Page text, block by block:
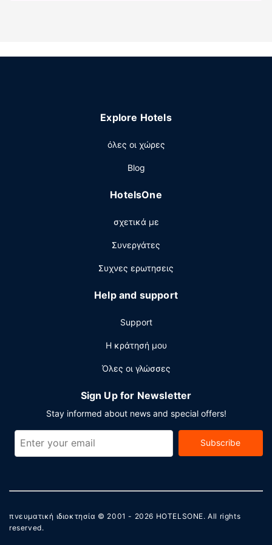
αίθουσα συνεστιάσεων.
επωφεληθείτε από το room service (κατά τη διάρκεια
Ξεδιψάστε με το αγαπημένο σας ποτό στο μπαρ/lounge.
παραγγελία) καθημερινά μεταξύ 6:30 π.μ. - 9:30 π.μ..
ενσύρματη πρόσβαση στο ίντερνετ, επιχειρηματικό
κέντρο που λειτουργεί 24 ώρες το 24ωρο και γρήγορο
check-out. Στους χώρους μας θα βρείτε δωρεάν
Explore Hotels
όλες οι χώρες
Blog
HotelsOne
σχετικά με
Συνεργάτες
Συχνες ερωτησεις
Help and support
Support
Η κράτησή μου
Όλες οι γλώσσες
Sign Up for Newsletter
Stay informed about news and special offers!
Subscribe
πνευματική ιδιοκτησία © 2001 - 2026 HOTELSONE. All rights
reserved.